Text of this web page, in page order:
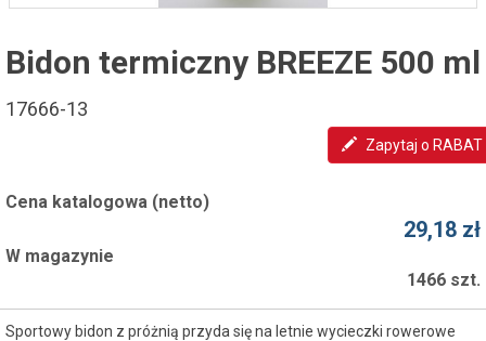
Bidon termiczny BREEZE 500 ml
17666-13
Zapytaj o RABAT
Cena katalogowa (netto)
29,18 zł
W magazynie
1466 szt.
Sportowy bidon z próżnią przyda się na letnie wycieczki rowerowe